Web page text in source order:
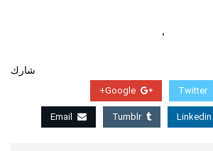
,
شارك
Twitter
Google+
Linkedin
Tumblr
Email